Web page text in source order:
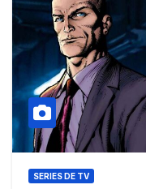
SERIES DE TV